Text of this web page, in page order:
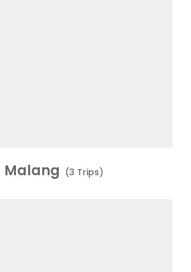
Malang (3 Trips)